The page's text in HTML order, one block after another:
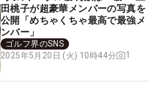
田桃子が超豪華メンバーの写真を
公開「めちゃくちゃ最高で最強メ
ンバー」
ゴルフ界のSNS
2025年5月20日 (火) 10時44分
1